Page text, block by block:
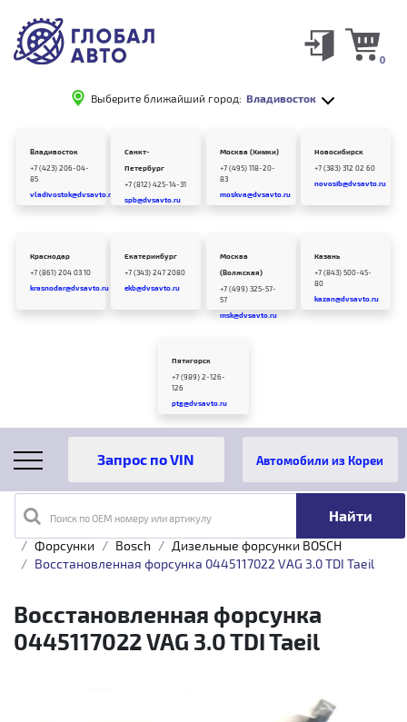
Выберите ближайший город: Владивосток
0
Владивосток
+7 (423) 206-04-
85
vladivostok@dvsavto.ru
Санкт-
Петербург
+7 (812) 425-14-31
spb@dvsavto.ru
Москва (Химки)
+7 (495) 118-20-
83
moskva@dvsavto.ru
Новосибирск
+7 (383) 312 02 60
novosib@dvsavto.ru
Краснодар
+7 (861) 204 03 10
krasnodar@dvsavto.ru
Екатеринбург
+7 (343) 247 2080
ekb@dvsavto.ru
Москва
(Волжская)
+7 (499) 325-57-
57
msk@dvsavto.ru
Казань
+7 (843) 500-45-
80
kazan@dvsavto.ru
Пятигорск
+7 (989) 2-126-
126
ptg@dvsavto.ru
Поиск по OEM номеру или артикулу
Автомобили из Кореи
Главная Каталог товаров
Топливная аппаратура
Форсунки
Bosch
Дизельные форсунки BOSCH
Восстановленная форсунка 0445117022 VAG 3.0 TDI Taeil
Восстановленная форсунка
0445117022 VAG 3.0 TDI Taeil